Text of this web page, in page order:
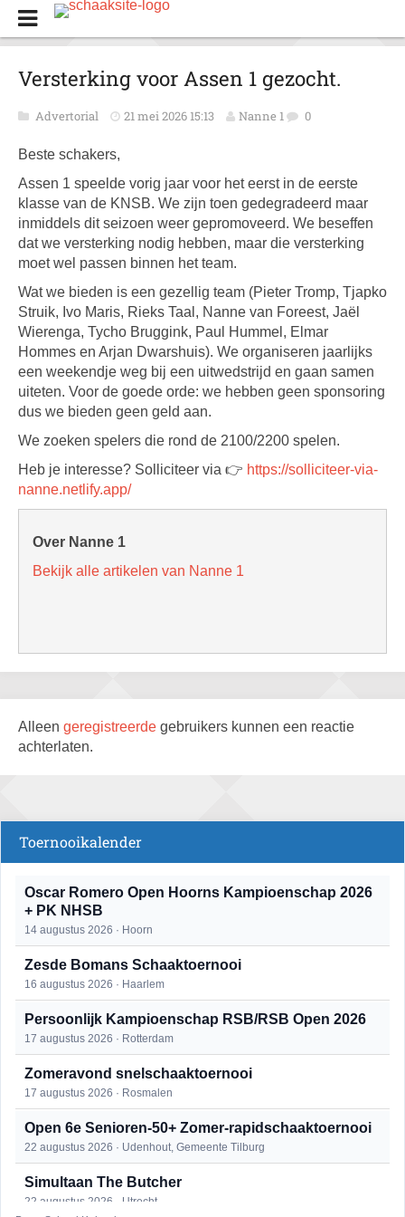
Versterking voor Assen 1 gezocht.
Advertorial 21 mei 2026 15:13 Nanne 1 0
Beste schakers,
Assen 1 speelde vorig jaar voor het eerst in de eerste
klasse van de KNSB. We zijn toen gedegradeerd maar
inmiddels dit seizoen weer gepromoveerd. We beseffen
dat we versterking nodig hebben, maar die versterking
moet wel passen binnen het team.
Wat we bieden is een gezellig team (Pieter Tromp, Tjapko
Struik, Ivo Maris, Rieks Taal, Nanne van Foreest, Jaël
Wierenga, Tycho Bruggink, Paul Hummel, Elmar
Hommes en Arjan Dwarshuis). We organiseren jaarlijks
een weekendje weg bij een uitwedstrijd en gaan samen
uiteten. Voor de goede orde: we hebben geen sponsoring
dus we bieden geen geld aan.
We zoeken spelers die rond de 2100/2200 spelen.
Heb je interesse? Solliciteer via 👉 https://solliciteer-via-
nanne.netlify.app/
Over Nanne 1
Bekijk alle artikelen van Nanne 1
Alleen geregistreerde gebruikers kunnen een reactie
achterlaten.
Toernooikalender
Oscar Romero Open Hoorns Kampioenschap 2026
+ PK NHSB
14 augustus 2026 · Hoorn
Zesde Bomans Schaaktoernooi
16 augustus 2026 · Haarlem
Persoonlijk Kampioenschap RSB/RSB Open 2026
17 augustus 2026 · Rotterdam
Zomeravond snelschaaktoernooi
17 augustus 2026 · Rosmalen
Open 6e Senioren-50+ Zomer-rapidschaaktoernooi
22 augustus 2026 · Udenhout, Gemeente Tilburg
Simultaan The Butcher
22 augustus 2026 · Utrecht